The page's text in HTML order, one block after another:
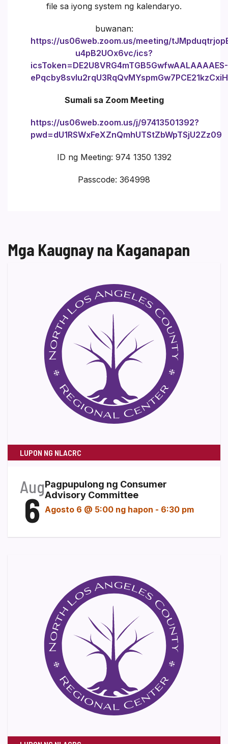
file sa iyong system ng kalendaryo.
buwanan:
https://us06web.zoom.us/meeting/
u4pB2UOx6vc/ics?
icsToken=DE2U8VRG4mTGB5GwfwAALAAAAES-
Sumali sa Zoom Meeting
https://us06web.zoom.us/j/97413501392?
pwd=dU1RSWxFeXZnQmhUTStZbWpTSjU2Zz09
ID ng Meeting: 974 1350 1392
Passcode: 364998
Mga Kaugnay na Kaganapan
LUPON NG NLACRC
Aug
6
Pagpupulong ng Consumer
Advisory Committee
Agosto 6 @ 5:00 ng hapon - 6:30 pm